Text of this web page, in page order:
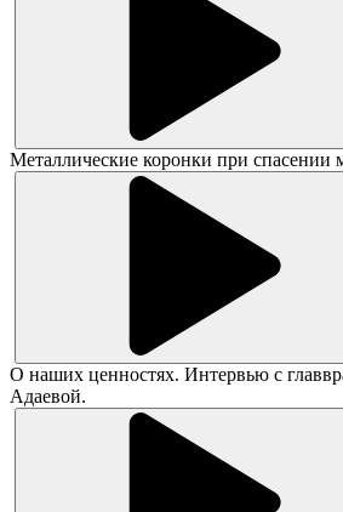
Металлические коронки при спасении
О наших ценностях. Интервью с
Адаевой.